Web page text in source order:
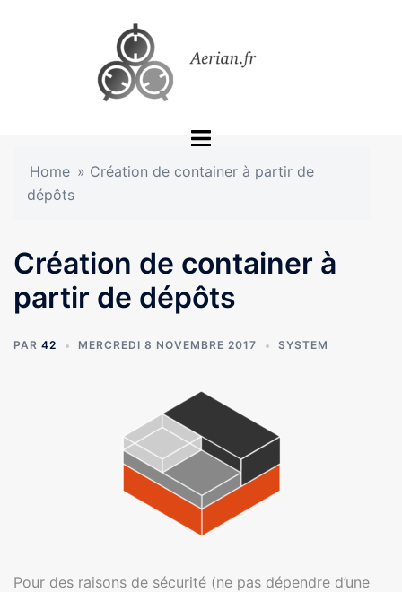
Ouvrir/fermer
menu
Home » Création de container à partir de
dépôts
Création de container à
partir de dépôts
PAR 42 MERCREDI 8 NOVEMBRE 2017 SYSTEM
Pour des raisons de sécurité (ne pas dépendre d’une